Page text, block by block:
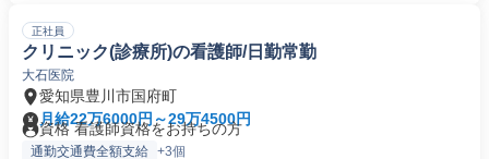
正社員
クリニック(診療所)の看護師/日勤常勤
大石医院
愛知県豊川市国府町
月給22万6000円～29万4500円
資格 看護師資格をお持ちの方
通勤交通費全額支給 +3個